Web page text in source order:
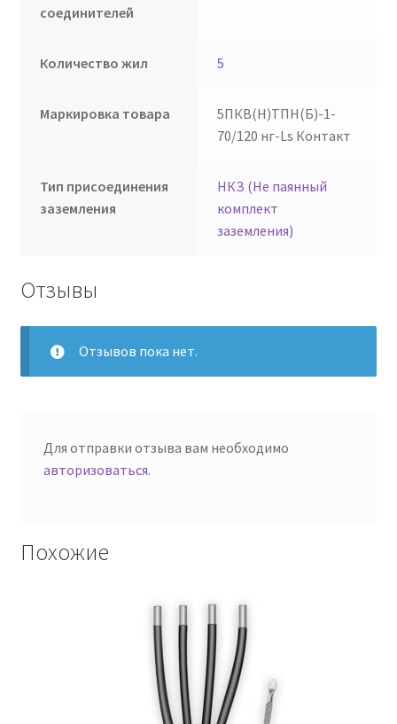
соединителей
Количество жил 5
Маркировка товара
5ПКВ(Н)ТПН(Б)-1-
70/120 нг-Ls Контакт
Тип присоединения
заземления
НКЗ (Не паянный
комплект
заземления)
Отзывы
Отзывов пока нет.
Для отправки отзыва вам необходимо
авторизоваться.
Похожие